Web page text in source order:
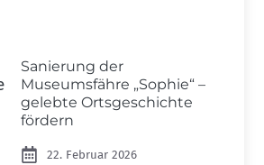
Sanierung der
Museumsfähre „Sophie“ –
gelebte Ortsgeschichte
fördern
22. Februar 2026